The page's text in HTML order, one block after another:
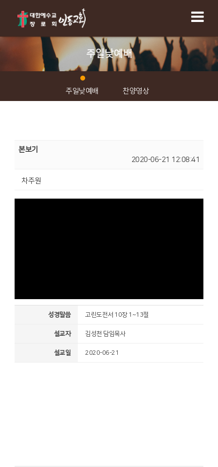
주일낮예배
주일낮예배 찬양영상
본보기
2020-06-21 12:08:41
차주원
성경말씀 고린도전서 10장 1~13절
설교자 김성천 담임목사
설교일 2020-06-21